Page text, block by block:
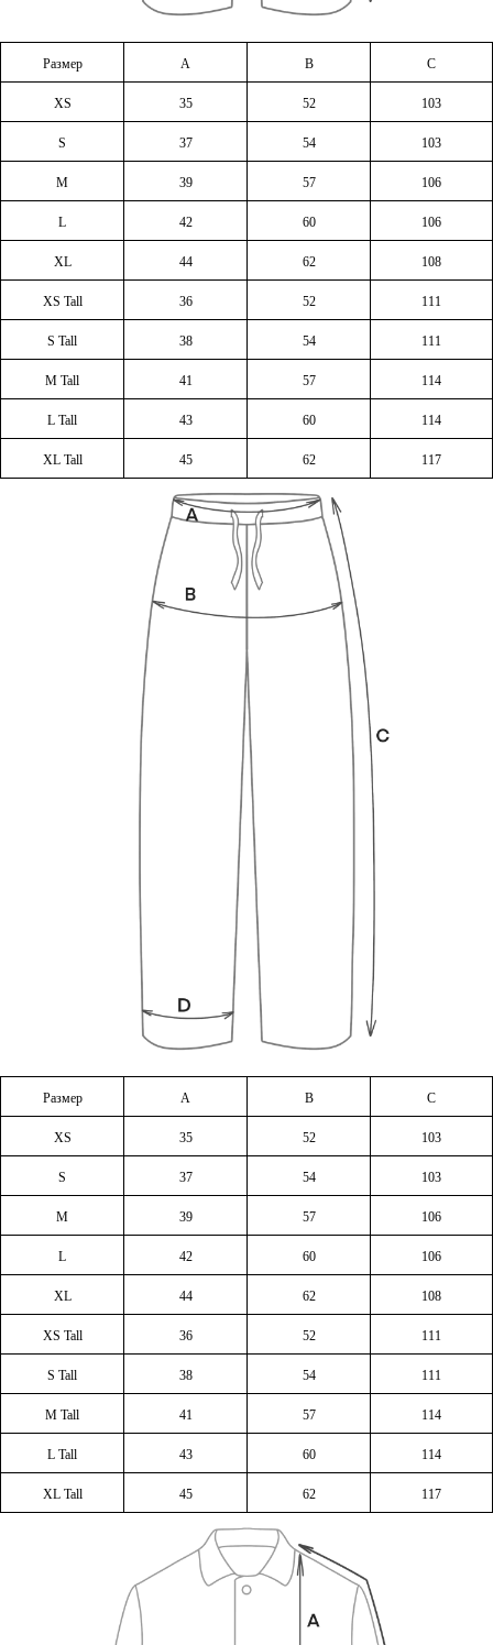
Размер A B C
XS 35 52 103
S 37 54 103
M 39 57 106
L 42 60 106
XL 44 62 108
XS Tall 36 52 111
S Tall 38 54 111
M Tall 41 57 114
L Tall 43 60 114
XL Tall 45 62 117
Размер A B C
XS 35 52 103
S 37 54 103
M 39 57 106
L 42 60 106
XL 44 62 108
XS Tall 36 52 111
S Tall 38 54 111
M Tall 41 57 114
L Tall 43 60 114
XL Tall 45 62 117